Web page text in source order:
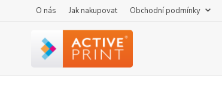
O nás Jak nakupovat Obchodní podmínky